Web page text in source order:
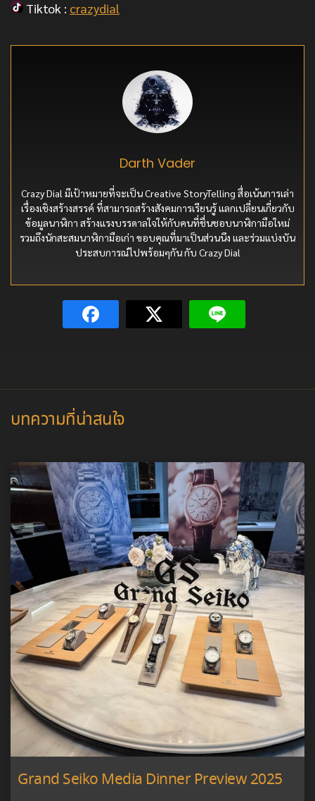
Tiktok : crazydial
Darth Vader
Crazy Dial มีเป้าหมายที่จะเป็น Creative StoryTelling สื่อเน้นการเล่า
เรื่องเชิงสร้างสรรค์ ที่สามารถสร้างสังคมการเรียนรู้ แลกเปลี่ยนเกี่ยวกับ
ข้อมูลนาฬิกา สร้างแรงบรรดาลใจให้กับคนที่ชื่นชอบนาฬิกามือใหม่
รวมถึงนักสะสมนาฬิกามือเก่า ขอบคุณที่มาเป็นส่วนนึง และร่วมแบ่งบัน
ประสบการณ์ไปพร้อมๆกัน กับ Crazy Dial
บทความที่น่าสนใจ
Grand Seiko Media Dinner Preview 2025